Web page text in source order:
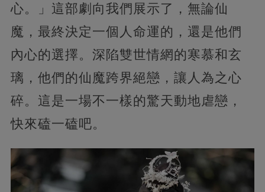
心。」這部劇向我們展示了，無論仙
魔，最終決定一個人命運的，還是他們
內心的選擇。深陷雙世情網的寒慕和玄
璃，他們的仙魔跨界絕戀，讓人為之心
碎。這是一場不一樣的驚天動地虐戀，
快來磕一磕吧。